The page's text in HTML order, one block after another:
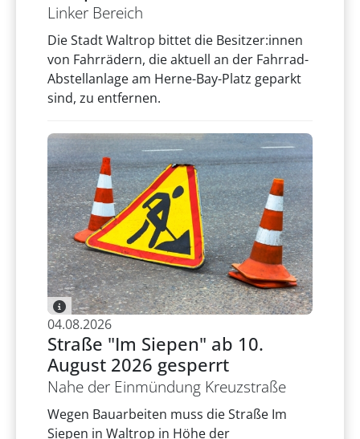
Linker Bereich
Die Stadt Waltrop bittet die Besitzer:innen
von Fahrrädern, die aktuell an der Fahrrad-
Abstellanlage am Herne-Bay-Platz geparkt
sind, zu entfernen.
04.08.2026
Straße "Im Siepen" ab 10.
August 2026 gesperrt
Nahe der Einmündung Kreuzstraße
Wegen Bauarbeiten muss die Straße Im
Siepen in Waltrop in Höhe der